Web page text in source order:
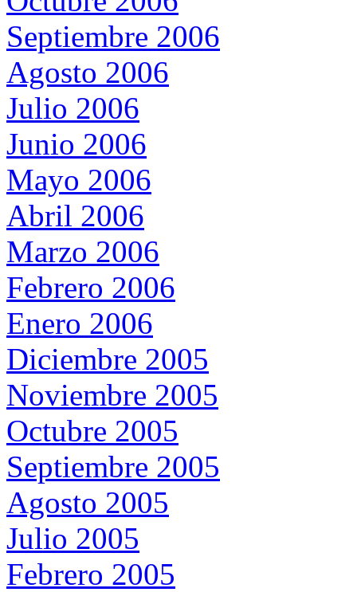
Septiembre 2006
Agosto 2006
Julio 2006
Junio 2006
Mayo 2006
Abril 2006
Marzo 2006
Febrero 2006
Enero 2006
Diciembre 2005
Noviembre 2005
Octubre 2005
Septiembre 2005
Agosto 2005
Julio 2005
Febrero 2005